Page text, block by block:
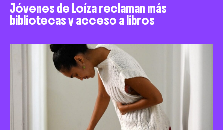
Jóvenes de Loíza reclaman más
bibliotecas y acceso a libros